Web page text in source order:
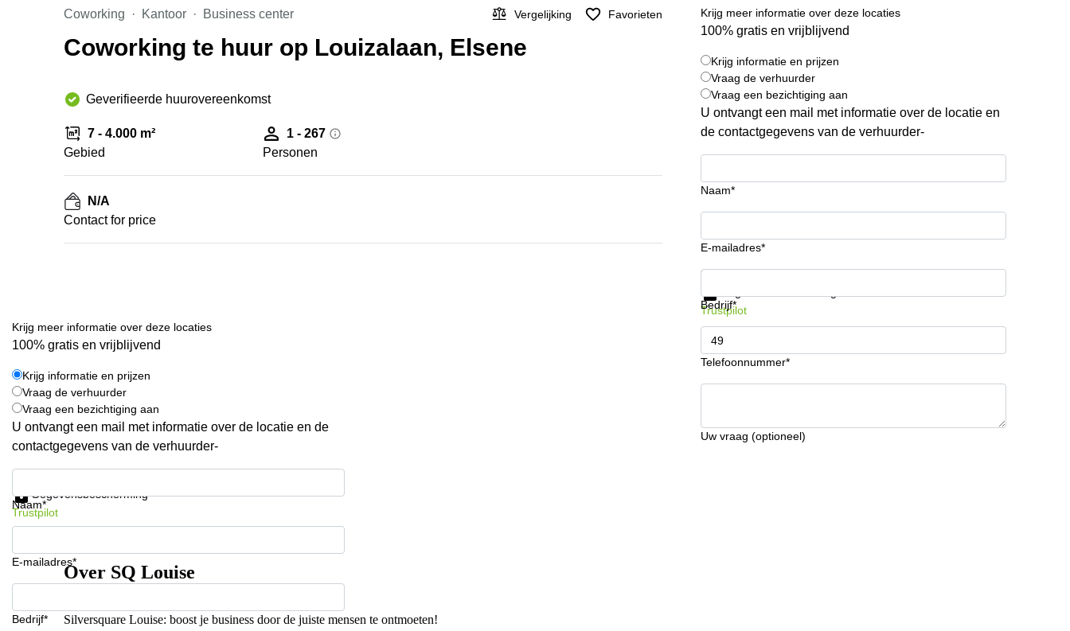
Coworking Kantoor Business center Vergelijking Favorieten
Coworking te huur op Louizalaan, Elsene
Geverifieerde huurovereenkomst
7 - 4.000 m²
Gebied
1 - 267
Personen
N/A
Contact for price
Krijg meer informatie over deze locaties
100% gratis en vrijblijvend
Krijg informatie en prijzen
Vraag de verhuurder
Vraag een bezichtiging aan
U ontvangt een mail met informatie over de locatie en
de contactgegevens van de verhuurder-
Naam*
E-mailadres*
Bedrijf*
Telefoonnummer*
Uw vraag (optioneel)
Krijg informatie en prijzen
Trustpilot
Krijg meer informatie over deze locaties
100% gratis en vrijblijvend
Krijg informatie en prijzen
Vraag de verhuurder
Vraag een bezichtiging aan
U ontvangt een mail met informatie over de locatie en de
contactgegevens van de verhuurder-
Naam*
E-mailadres*
Bedrijf*
Gegevensbescherming
Trustpilot
Over SQ Louise
Silversquare Louise: boost je business door de juiste mensen te ontmoeten!